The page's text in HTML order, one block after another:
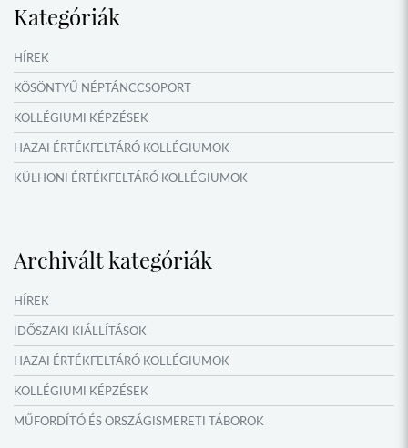
Kategóriák
HÍREK
KÖSÖNTYŰ NÉPTÁNCCSOPORT
KOLLÉGIUMI KÉPZÉSEK
HAZAI ÉRTÉKFELTÁRÓ KOLLÉGIUMOK
KÜLHONI ÉRTÉKFELTÁRÓ KOLLÉGIUMOK
IDŐSZAKI KIÁLLÍTÁSOK
NYÁRI TÁBOROK
OKTATÁS, KULTÚRA
Archivált kategóriák
HÍREK
IDŐSZAKI KIÁLLÍTÁSOK
HAZAI ÉRTÉKFELTÁRÓ KOLLÉGIUMOK
KOLLÉGIUMI KÉPZÉSEK
MŰFORDÍTÓ ÉS ORSZÁGISMERETI TÁBOROK